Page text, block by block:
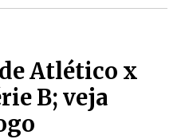
Atlético x
B; veja